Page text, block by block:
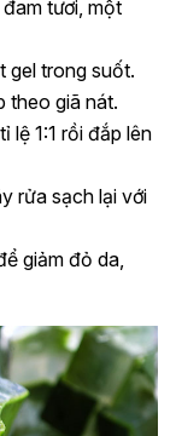
tươi, một
gel trong suốt.
theo giã nát.
lệ 1:1 rồi đắp lên
rửa sạch lại với
giảm đỏ da,